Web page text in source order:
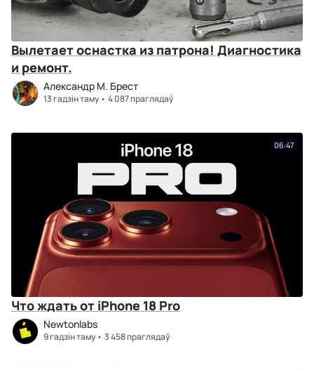
Вылетает оснастка из патрона! Диагностика
и ремонт.
Александр М. Брест
13 гадзін таму 4 087 праглядаў
06:47
Что ждать от iPhone 18 Pro
Newtonlabs
9 гадзін таму 3 458 праглядаў